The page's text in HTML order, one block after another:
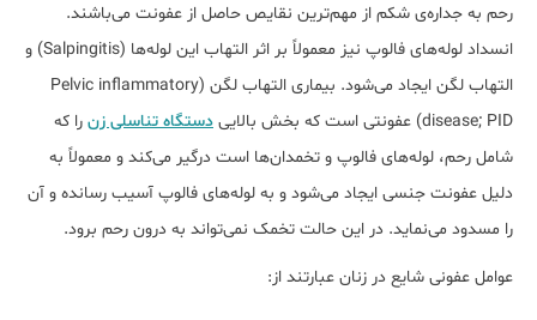
رحم به جداره‌ی شکم از مهم‌ترین نقایص حاصل از عفونت می­‌باشند.
انسداد لوله‌‌‌های فالوپ نیز معمولاً بر اثر التهاب این لوله‌ها (Salpingitis) و
التهاب لگن ایجاد می‌­شود. بیماری التهاب لگن (Pelvic inflammatory
disease; PID) عفونتی است که بخش بالایی
دستگاه تناسلی زن را که
شامل رحم، لوله­‌های فالوپ و تخمدان‌ها است درگیر می‌کند و معمولاً به
دلیل عفونت جنسی ایجاد می‌­شود و به لوله­‌‌های فالوپ آسیب رسانده و آن
را مسدود می­‌نماید. در این حالت تخمک نمی­‌تواند به درون رحم برود.
عوامل عفونی شایع در زنان عبارتند از: